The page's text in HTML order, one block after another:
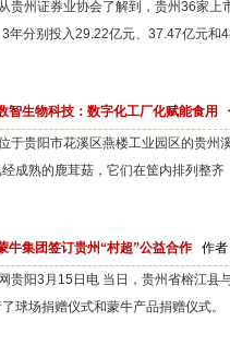
州证券业协会了解到，贵州36家上
年分别投入29.22亿元、37.47亿元和
智生物科技：数字化工厂化赋能食用
贵阳市花溪区燕楼工业园区的贵州
成熟的鹿茸菇，它们在筐内排列整
牛集团签订贵州“村超”公益合作 作者
阳3月15日电 当日，贵州省榕江县与
了球场捐赠仪式和蒙牛产品捐赠仪